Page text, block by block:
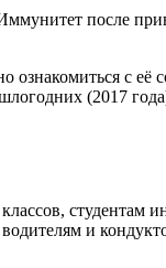
после
с её
(2017
студентам
и